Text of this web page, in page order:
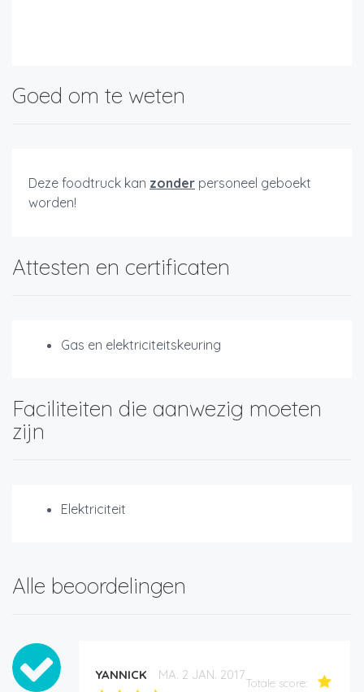
Goed om te weten
Deze foodtruck kan zonder personeel geboekt
worden!
Attesten en certificaten
Gas en elektriciteitskeuring
Faciliteiten die aanwezig moeten
zijn
Elektriciteit
Alle beoordelingen
YANNICK MA. 2 JAN. 2017
Totale score: